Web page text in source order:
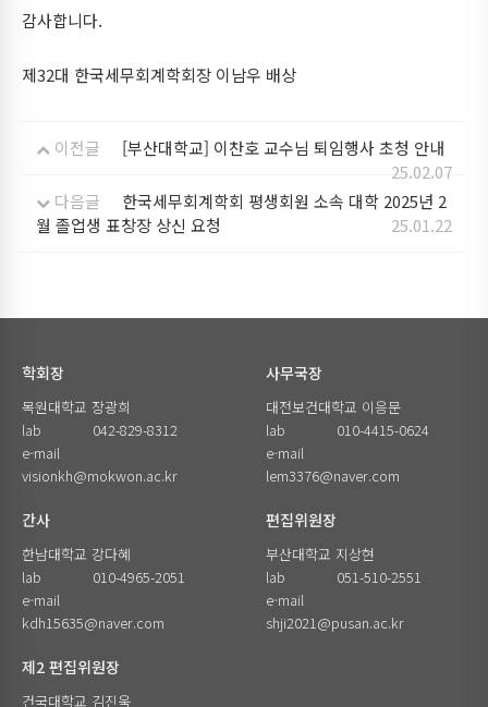
감사합니다.
제32대 한국세무회계학회장 이남우 배상
이전글
[부산대학교] 이찬호 교수님 퇴임행사 초청 안내
25.02.07
다음글
한국세무회계학회 평생회원 소속 대학 2025년 2
월 졸업생 표창장 상신 요청
25.01.22
학회장
목원대학교 장광희
lab
042-829-8312
e-mail
visionkh@mokwon.ac.kr
사무국장
대전보건대학교 이응문
lab
010-4415-0624
e-mail
lem3376@naver.com
간사
한남대학교 강다혜
lab
010-4965-2051
e-mail
kdh15635@naver.com
편집위원장
부산대학교 지상현
lab
051-510-2551
e-mail
shji2021@pusan.ac.kr
제2 편집위원장
건국대학교 김진욱